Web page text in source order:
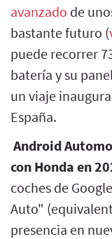
avanzado de
bastante futuro (
puede recorrer
batería y su
un viaje
España.
Android
con Honda en
coches de
Auto"
presencia en